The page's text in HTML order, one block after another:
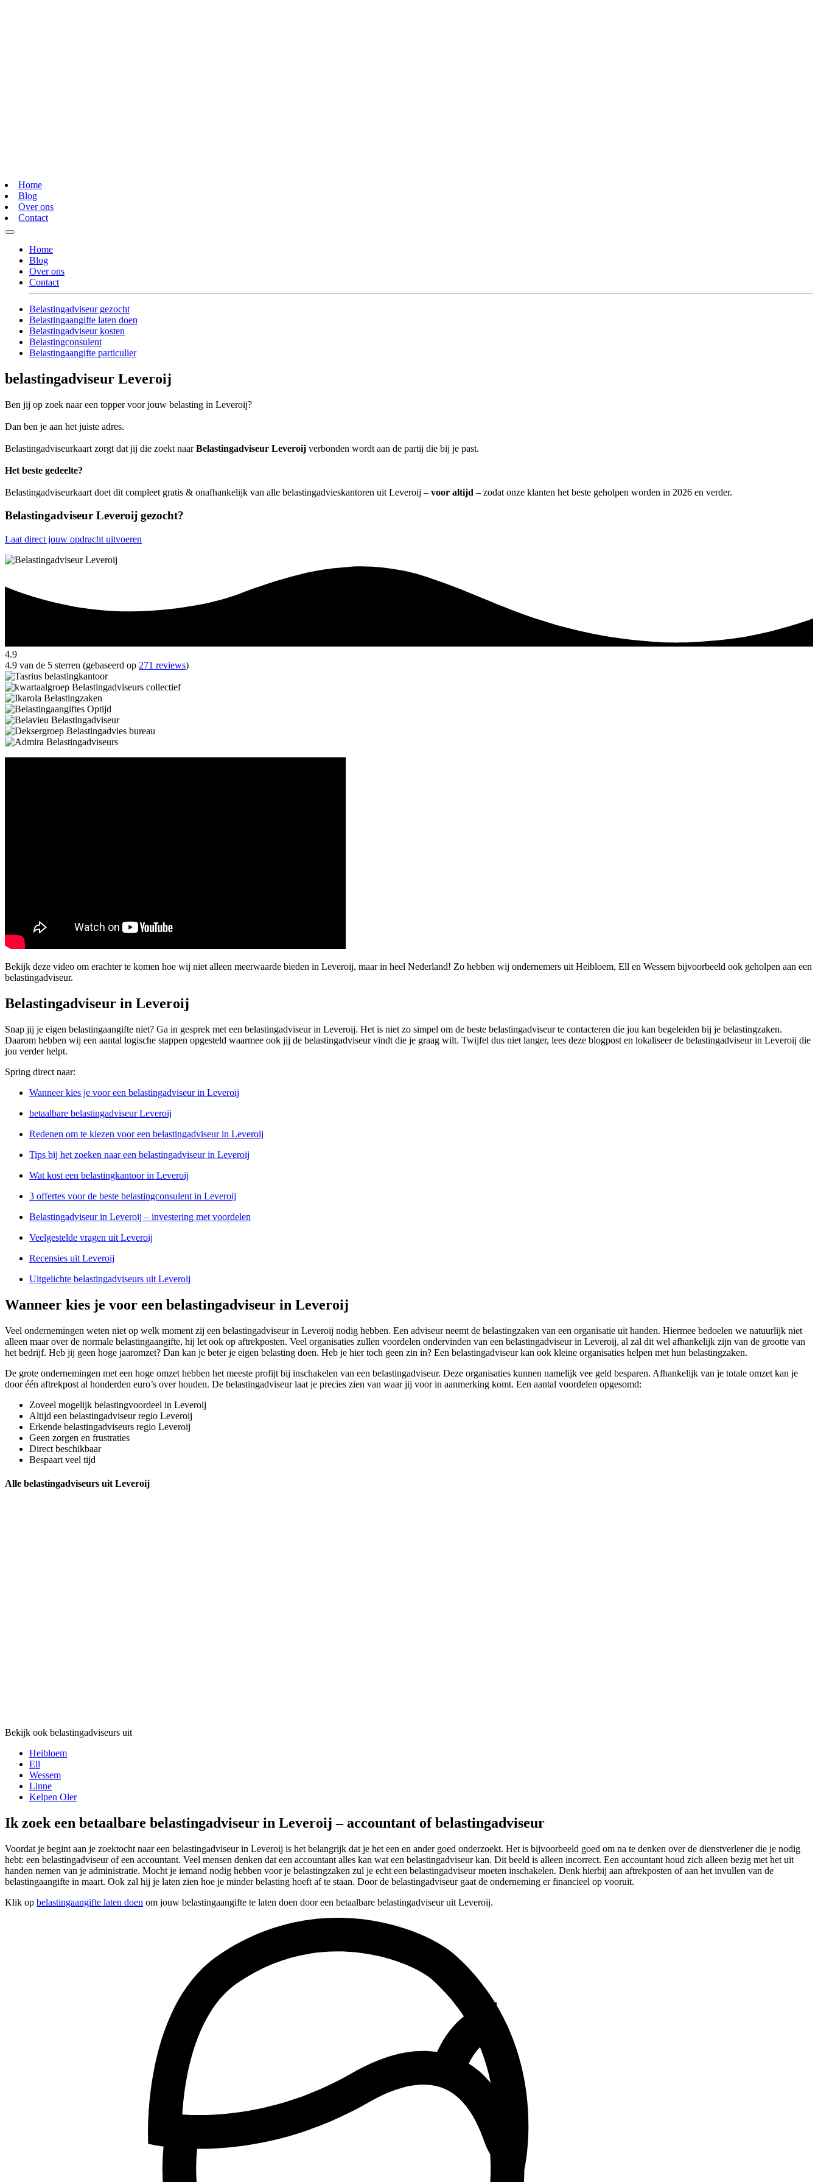
Home
Blog
Over ons
Contact
Home
Blog
Over ons
Contact
Belastingadviseur gezocht
Belastingaangifte laten doen
Belastingadviseur kosten
Belastingconsulent
Belastingaangifte particulier
belastingadviseur Leveroij
Ben jij op zoek naar een topper voor jouw belasting in Leveroij?
Dan ben je aan het juiste adres.
Belastingadviseurkaart zorgt dat jij die zoekt naarBelastingadviseur Leveroij verbonden wordt aan de partij die bij je past.
Het beste gedeelte?
Belastingadviseurkaart doet dit compleet gratis & onafhankelijk van alle belastingadvieskantoren uit Leveroij – voor altijd – zodat onze klanten het beste geholpen worden in 2026 en verder.
Belastingadviseur Leveroij gezocht?
Laat direct jouw opdracht uitvoeren
4.9
4.9 van de 5 sterren (gebaseerd op 271 reviews)
Bekijk deze video om erachter te komen hoe wij niet alleen meerwaarde bieden in Leveroij, maar in heel Nederland! Zo hebben wij ondernemers uit Heibloem, Ell en Wessem bijvoorbeeld ook geholpen aan een
belastingadviseur.
Belastingadviseur in Leveroij
Snap jij je eigen belastingaangifte niet? Ga in gesprek met een belastingadviseur in Leveroij. Het is niet zo simpel om de beste belastingadviseur te contacteren die jou kan begeleiden bij je belastingzaken.
Daarom hebben wij een aantal logische stappen opgesteld waarmee ook jij de belastingadviseur vindt die je graag wilt. Twijfel dus niet langer, lees deze blogpost en lokaliseer de belastingadviseur in Leveroij die
jou verder helpt.
Spring direct naar:
Wanneer kies je voor een belastingadviseur in Leveroij
betaalbare belastingadviseur Leveroij
Redenen om te kiezen voor een belastingadviseur in Leveroij
Tips bij het zoeken naar een belastingadviseur in Leveroij
Wat kost een belastingkantoor in Leveroij
3 offertes voor de beste belastingconsulent in Leveroij
Belastingadviseur in Leveroij – investering met voordelen
Veelgestelde vragen uit Leveroij
Recensies uit Leveroij
Uitgelichte belastingadviseurs uit Leveroij
Wanneer kies je voor een belastingadviseur in Leveroij
Veel ondernemingen weten niet op welk moment zij een belastingadviseur in Leveroij nodig hebben. Een adviseur neemt de belastingzaken van een organisatie uit handen. Hiermee bedoelen we natuurlijk niet
alleen maar over de normale belastingaangifte, hij let ook op aftrekposten. Veel organisaties zullen voordelen ondervinden van een belastingadviseur in Leveroij, al zal dit wel afhankelijk zijn van de grootte van
het bedrijf. Heb jij geen hoge jaaromzet? Dan kan je beter je eigen belasting doen. Heb je hier toch geen zin in? Een belastingadviseur kan ook kleine organisaties helpen met hun belastingzaken.
De grote ondernemingen met een hoge omzet hebben het meeste profijt bij inschakelen van een belastingadviseur. Deze organisaties kunnen namelijk vee geld besparen. Afhankelijk van je totale omzet kan je
door één aftrekpost al honderden euro’s over houden. De belastingadviseur laat je precies zien van waar jij voor in aanmerking komt. Een aantal voordelen opgesomd:
Zoveel mogelijk belastingvoordeel in Leveroij
Altijd een belastingadviseur regio Leveroij
Erkende belastingadviseurs regio Leveroij
Geen zorgen en frustraties
Direct beschikbaar
Bespaart veel tijd
Alle belastingadviseurs uit Leveroij
Bekijk ook belastingadviseurs uit
Heibloem
Ell
Wessem
Linne
Kelpen Oler
Ik zoek een betaalbare belastingadviseur in Leveroij – accountant of belastingadviseur
Voordat je begint aan je zoektocht naar een belastingadviseur in Leveroij is het belangrijk dat je het een en ander goed onderzoekt. Het is bijvoorbeeld goed om na te denken over de dienstverlener die je nodig
hebt: een belastingadviseur of een accountant. Veel mensen denken dat een accountant alles kan wat een belastingadviseur kan. Dit beeld is alleen incorrect. Een accountant houd zich alleen bezig met het uit
handen nemen van je administratie. Mocht je iemand nodig hebben voor je belastingzaken zul je echt een belastingadviseur moeten inschakelen. Denk hierbij aan aftrekposten of aan het invullen van de
belastingaangifte in maart. Ook zal hij je laten zien hoe je minder belasting hoeft af te staan. Door de belastingadviseur gaat de onderneming er financieel op vooruit.
Klik op belastingaangifte laten doen om jouw belastingaangifte te laten doen door een betaalbare belastingadviseur uit Leveroij.